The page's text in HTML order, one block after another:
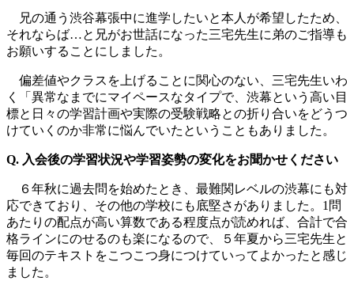
兄の通う渋谷幕張中に進学したいと本人が希望したため、
それならば…と兄がお世話になった三宅先生に弟のご指導も
お願いすることにしました。
偏差値やクラスを上げることに関心のない、三宅先生いわ
く「異常なまでにマイペースなタイプで、渋幕という高い目
標と日々の学習計画や実際の受験戦略との折り合いをどうつ
けていくのか非常に悩んでいたということもありました。
Q. 入会後の学習状況や学習姿勢の変化をお聞かせください
６年秋に過去問を始めたとき、最難関レベルの渋幕にも対
応できており、その他の学校にも底堅さがありました。1問
あたりの配点が高い算数である程度点が読めれば、合計で合
格ラインにのせるのも楽になるので、５年夏から三宅先生と
毎回のテキストをこつこつ身につけていってよかったと感じ
ました。